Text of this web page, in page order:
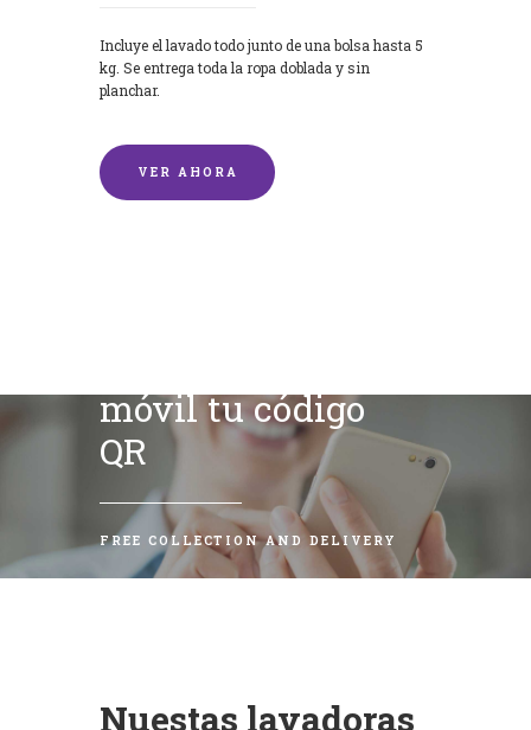
Incluye el lavado todo junto de una bolsa hasta 5
kg. Se entrega toda la ropa doblada y sin
planchar.
VER AHORA
móvil tu código
QR
FREE COLLECTION AND DELIVERY
Nuestas lavadoras